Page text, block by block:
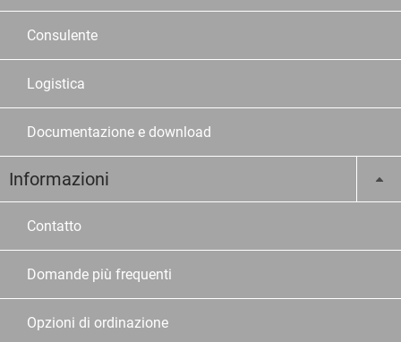
Consulente
Logistica
Documentazione e download
Informazioni
Contatto
Domande più frequenti
Opzioni di ordinazione